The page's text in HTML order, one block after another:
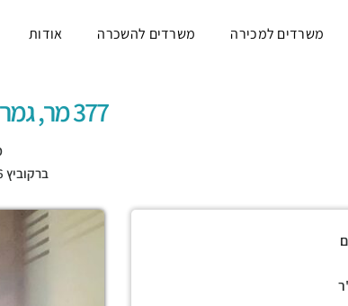
משרדים למכירה משרדים להשכרה אודות
377 מר, גמר מדהים!
ברקוביץ 6,